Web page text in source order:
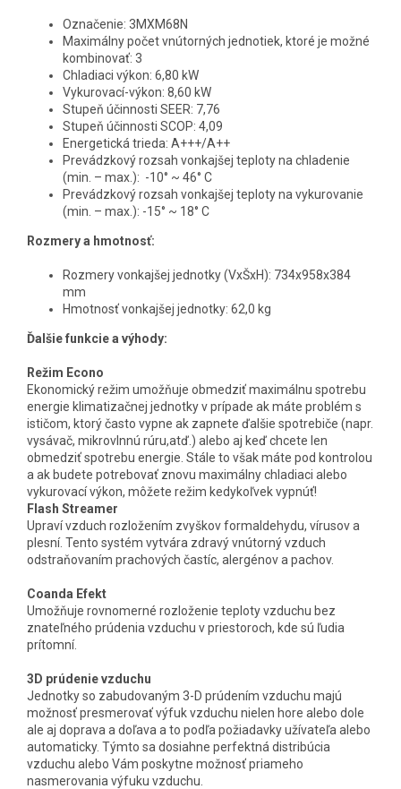
Označenie: 3MXM68N
Maximálny počet vnútorných jednotiek, ktoré je možné
kombinovať: 3
Chladiaci výkon: 6,80 kW
Vykurovací-výkon: 8,60 kW
Stupeň účinnosti SEER: 7,76
Stupeň účinnosti SCOP: 4,09
Energetická trieda: A+++/A++
Prevádzkový rozsah vonkajšej teploty na chladenie
(min. – max.): -10° ~ 46° C
Prevádzkový rozsah vonkajšej teploty na vykurovanie
(min. – max.): -15° ~ 18° C
Rozmery a hmotnosť:
Rozmery vonkajšej jednotky (VxŠxH): 734x958x384
mm
Hmotnosť vonkajšej jednotky: 62,0 kg
Ďalšie funkcie a výhody:
Režim Econo
Ekonomický režim umožňuje obmedziť maximálnu spotrebu
energie klimatizačnej jednotky v prípade ak máte problém s
ističom, ktorý často vypne ak zapnete ďalšie spotrebiče (napr.
vysávač, mikrovlnnú rúru,atď.) alebo aj keď chcete len
obmedziť spotrebu energie. Stále to však máte pod kontrolou
a ak budete potrebovať znovu maximálny chladiaci alebo
vykurovací výkon, môžete režim kedykoľvek vypnúť!
Flash Streamer
Upraví vzduch rozložením zvyškov formaldehydu, vírusov a
plesní. Tento systém vytvára zdravý vnútorný vzduch
odstraňovaním prachových častíc, alergénov a pachov.
Coanda Efekt
Umožňuje rovnomerné rozloženie teploty vzduchu bez
znateľného prúdenia vzduchu v priestoroch, kde sú ľudia
prítomní.
3D prúdenie vzduchu
Jednotky so zabudovaným 3-D prúdením vzduchu majú
možnosť presmerovať výfuk vzduchu nielen hore alebo dole
ale aj doprava a doľava a to podľa požiadavky užívateľa alebo
automaticky. Týmto sa dosiahne perfektná distribúcia
vzduchu alebo Vám poskytne možnosť priameho
nasmerovania výfuku vzduchu.